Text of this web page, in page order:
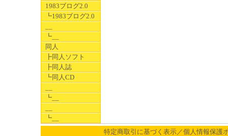
1983ブログ2.0
┗1983ブログ2.0
┗__
同人
┣同人ソフト
┣同人誌
┗同人CD
┗__
┗__
特定商取引に基づく表示／個人情報保護